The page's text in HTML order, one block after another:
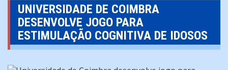
UNIVERSIDADE DE COIMBRA
DESENVOLVE JOGO PARA
ESTIMULAÇÃO COGNITIVA DE IDOSOS